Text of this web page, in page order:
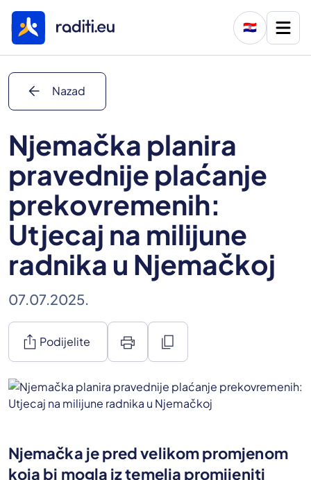
🇭🇷
arrow_back Nazad
Njemačka planira
pravednije plaćanje
prekovremenih:
Utjecaj na milijune
radnika u Njemačkoj
07.07.2025.
ios_share Podijelite print content_copy
Njemačka je pred velikom promjenom
koja bi mogla iz temelja promijeniti